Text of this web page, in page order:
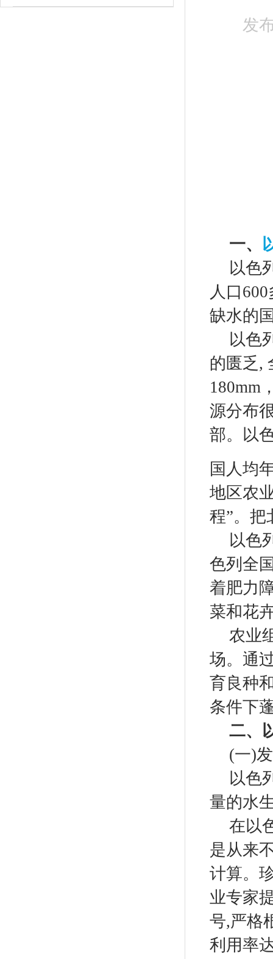
发
一、
以色
人口600
缺水的
以色
的匮乏 ,
180mm
源分布
部。以
国人均
地区农
程”。把
以色
色列全
着肥力
菜和花
农业
场。通
育良种
条件下
二、
(一)
以色
量的水
在以
是从来
计算。
业专家
号,严格
利用率